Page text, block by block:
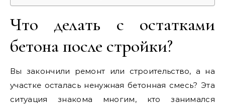
Что делать с остатками
бетона после стройки?
Вы закончили ремонт или строительство, а на
участке осталась ненужная бетонная смесь? Эта
ситуация знакома многим, кто занимался